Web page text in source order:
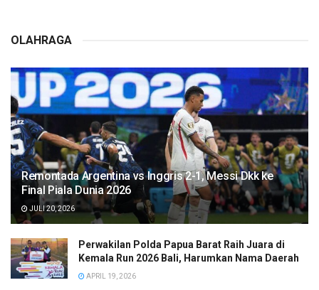
OLAHRAGA
Remontada Argentina vs Inggris 2-1, Messi Dkk ke
Final Piala Dunia 2026
JULI 20, 2026
Perwakilan Polda Papua Barat Raih Juara di
Kemala Run 2026 Bali, Harumkan Nama Daerah
APRIL 19, 2026